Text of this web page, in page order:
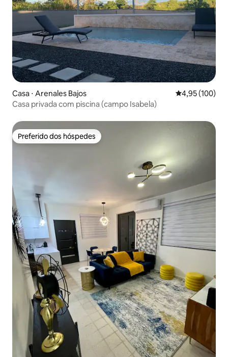
Casa ⋅ Arenales Bajos 4,95 de uma
4,95 (100)
Casa privada com piscina (campo Isabela)
Preferido dos hóspedes
Preferido dos hóspedes